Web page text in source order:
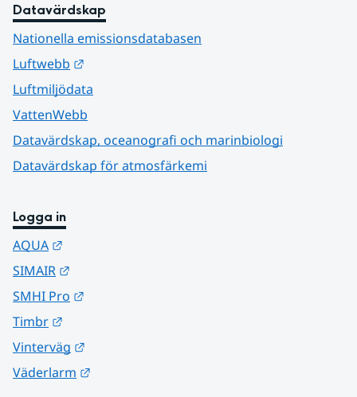
Datavärdskap
Nationella emissionsdatabasen
Luftwebb
Luftmiljödata
VattenWebb
Datavärdskap, oceanografi och marinbiologi
Datavärdskap för atmosfärkemi
Logga in
AQUA
SIMAIR
SMHI Pro
Timbr
Vinterväg
Väderlarm